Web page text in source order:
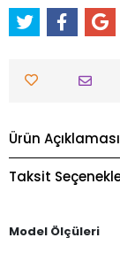
Ürün Açıklaması
Taksit
Model Ölçüleri